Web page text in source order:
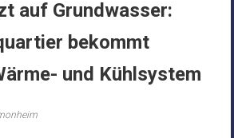
auf Grundwasser:
bekommt
und Kühlsystem